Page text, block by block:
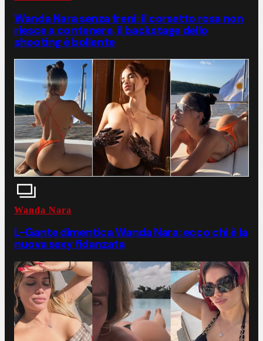
Wanda Nara senza freni: il corsetto rosa non
riesce a contenere, il backstage dello
shooting è bollente
Wanda Nara
L-Gante dimentica Wanda Nara: ecco chi è la
nuova sexy fidanzata